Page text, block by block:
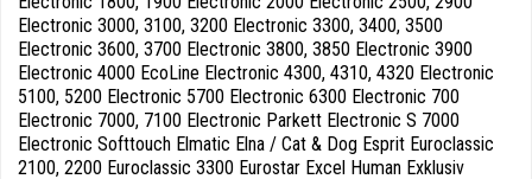
Electronic 3000, 3100, 3200 Electronic 3300, 3400, 3500
Electronic 3600, 3700 Electronic 3800, 3850 Electronic 3900
Electronic 4000 EcoLine Electronic 4300, 4310, 4320 Electronic
5100, 5200 Electronic 5700 Electronic 6300 Electronic 700
Electronic 7000, 7100 Electronic Parkett Electronic S 7000
Electronic Softtouch Elmatic Elna / Cat & Dog Esprit Euroclassic
2100, 2200 Euroclassic 3300 Eurostar Excel Human Exklusiv